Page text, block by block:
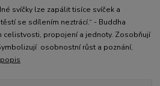
svíčky lze zapálit tisíce svíček a
se sdílením neztrácí.“ - Buddha
celistvosti, propojení a jednoty. Zosobňují
osobnostní růst a poznání,